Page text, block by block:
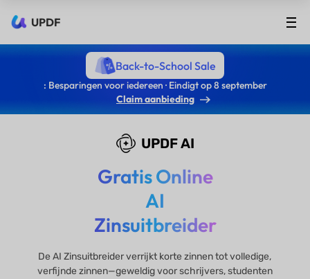
UPDF
Back-to-School Sale
: Besparingen voor iedereen · Eindigt op 8 september
Claim aanbieding
UPDF AI
Gratis Online
AI
Zinsuitbreider
De AI Zinsuitbreider verrijkt korte zinnen tot volledige,
verfijnde zinnen—geweldig voor schrijvers, studenten